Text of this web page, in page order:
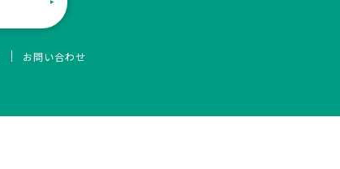
お問い合わせ